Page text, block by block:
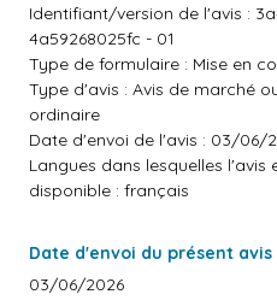
Identifiant/version de l'avis :
4a59268025fc - 01
Type de formulaire : Mise en
Type d'avis : Avis de marché
ordinaire
Date d'envoi de l'avis : 03/06/
Langues dans lesquelles
disponible : français
Date d'envoi du présent
03/06/2026